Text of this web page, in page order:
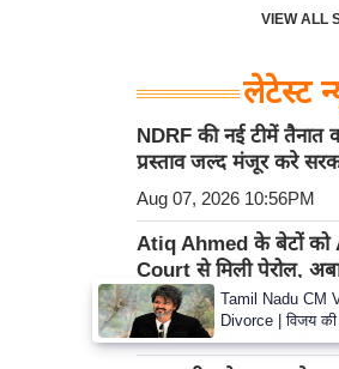
स्थिति बनी।VIEW ALL
लेटेस्ट
NDRF की नई टीमें तैनात
प्रस्ताव जल्द मंजूर करे
Aug 07, 2026 10:56PM
Atiq Ahmed के बेटों
Court से मिली पेरोल,
शामिल
Aug 07, 2026 10:56PM
Tamil Nadu CM
Divorce | विजय की
वापस ली तलाक की
को किया निपटाया